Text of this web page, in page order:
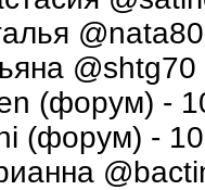
(форум) -
(форум) -